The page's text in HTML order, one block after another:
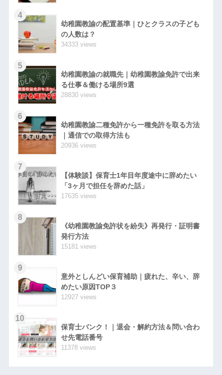
4
幼稚園教諭の配置基準｜ひとクラスの子ども
の人数は？
34333 views
5
幼稚園教諭の就職先｜幼稚園教諭免許で出来
る仕事＆働ける場所9選
28830 views
6
幼稚園教諭二種免許から一種免許を取る方法
｜通信での取得方法も
20936 views
7
【体験談】保育士1年目年度途中に辞めたい
「3ヶ月で担任を辞めた話」
17635 views
8
《幼稚園教諭免許状を紛失》再発行・証明書
発行方法
15181 views
9
意外としんどい保育補助｜疲れた、辛い、辞
めたい原因TOP３
12927 views
10
保育士バンク！｜退会・解約方法＆問い合わ
せ先電話番号
11378 views